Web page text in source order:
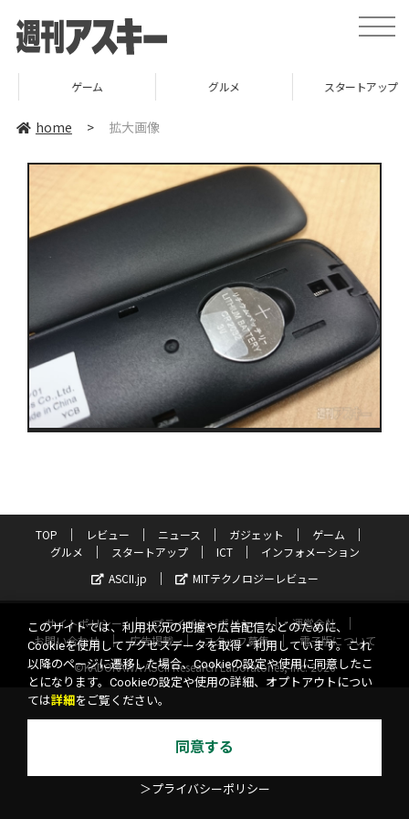
toggle
ゲーム グルメ スタートアップ
home > 拡大画像
TOP レビュー ニュース ガジェット
ゲーム
グルメ
スタートアップ ICT
インフォメーション
ASCII.jp
MITテクノロジーレビュー
サイトポリシー プライバシーポリシー
運営会社
お問い合わせ
広告掲載 スタッフ募集
電子版について
©KADOKAWA ASCII Research Laboratories, Inc. 2026
このサイトでは、利用状況の把握や広告配信などのために、
Cookieを使用してアクセスデータを取得・利用しています。これ
以降のページに遷移した場合、Cookieの設定や使用に同意したこ
とになります。Cookieの設定や使用の詳細、オプトアウトについ
ては詳細 をご覧ください。
同意する
＞プライバシーポリシー